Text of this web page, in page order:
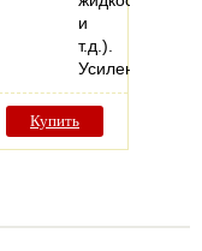
и
т.д.).
Усиленная…
Купить